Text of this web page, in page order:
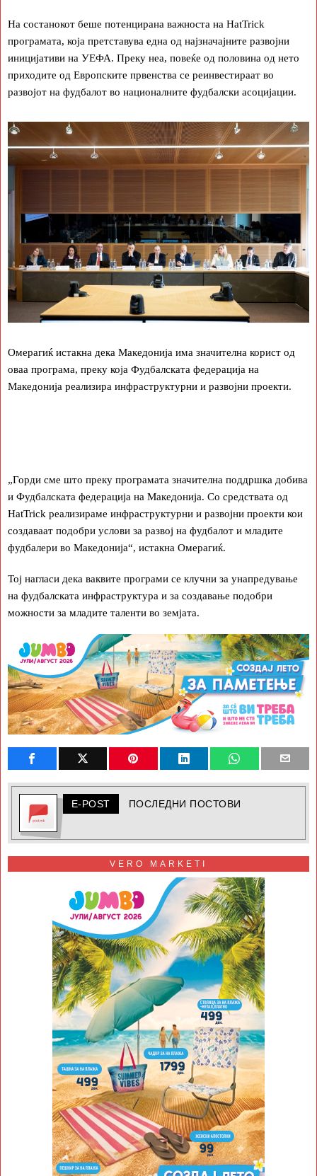
На состанокот беше потенцирана важноста на HatTrick
програмата, која претставува една од најзначајните развојни
иницијативи на УЕФА. Преку неа, повеќе од половина од нето
приходите од Европските првенства се реинвестираат во
развојот на фудбалот во националните фудбалски асоцијации.
Омерагиќ истакна дека Македонија има значителна корист од
оваа програма, преку која Фудбалската федерација на
Македонија реализира инфраструктурни и развојни проекти.
„Горди сме што преку програмата значителна поддршка добива
и Фудбалската федерација на Македонија. Со средствата од
HatTrick реализираме инфраструктурни и развојни проекти кои
создаваат подобри услови за развој на фудбалот и младите
фудбалери во Македонија“, истакна Омерагиќ.
Тој нагласи дека ваквите програми се клучни за унапредување
на фудбалската инфраструктура и за создавање подобри
можности за младите таленти во земјата.
E-POST ПОСЛЕДНИ ПОСТОВИ
VERO MARKETI